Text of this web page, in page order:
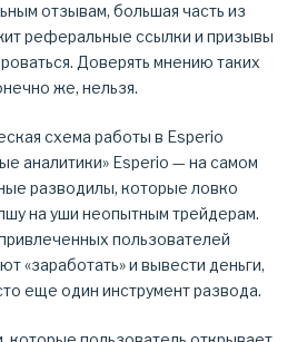
отзывам, большая часть из
реферальные ссылки и призывы
Доверять мнению таких
же, нельзя.
схема работы в Esperio
аналитики» Esperio — на самом
разводилы, которые ловко
на уши неопытным трейдерам.
пользователей
«заработать» и вывести деньги,
еще один инструмент развода.